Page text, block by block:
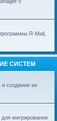
R-Mail,
СИСТЕМ
создание их
мигрирование